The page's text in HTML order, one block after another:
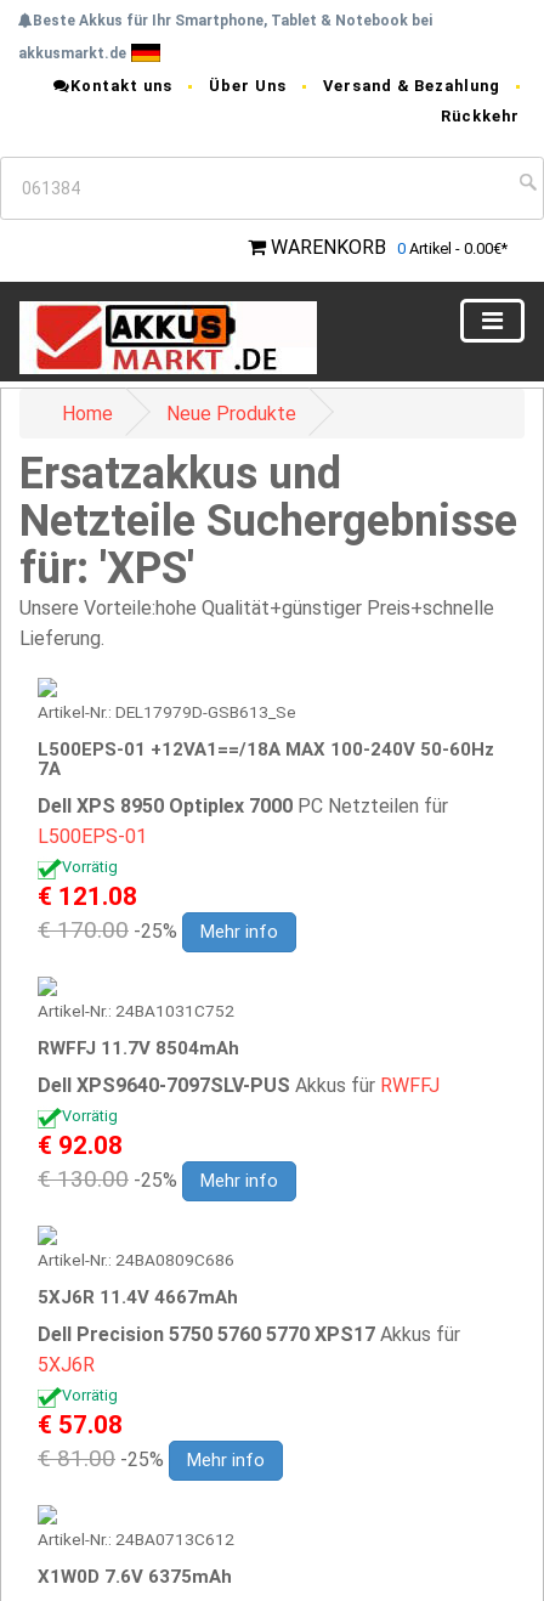
Beste Akkus für Ihr Smartphone, Tablet & Notebook bei
akkusmarkt.de
Kontakt uns Über Uns
Versand & Bezahlung
Rückkehr
WARENKORB 0 Artikel - 0.00€*
Home Neue Produkte
Ersatzakkus und
Netzteile Suchergebnisse
für: 'XPS'
Unsere Vorteile:hohe Qualität+günstiger Preis+schnelle
Lieferung.
Artikel-Nr.: DEL17979D-GSB613_Se
L500EPS-01 +12VA1==/18A MAX 100-240V 50-60Hz
7A
Dell XPS 8950 Optiplex 7000 PC Netzteilen für
L500EPS-01
Vorrätig
€ 121.08
€ 170.00 -25% Mehr info
Artikel-Nr.: 24BA1031C752
RWFFJ 11.7V 8504mAh
Dell XPS9640-7097SLV-PUS Akkus für RWFFJ
Vorrätig
€ 92.08
€ 130.00 -25% Mehr info
Artikel-Nr.: 24BA0809C686
5XJ6R 11.4V 4667mAh
Dell Precision 5750 5760 5770 XPS17 Akkus für
5XJ6R
Vorrätig
€ 57.08
€ 81.00 -25% Mehr info
Artikel-Nr.: 24BA0713C612
X1W0D 7.6V 6375mAh